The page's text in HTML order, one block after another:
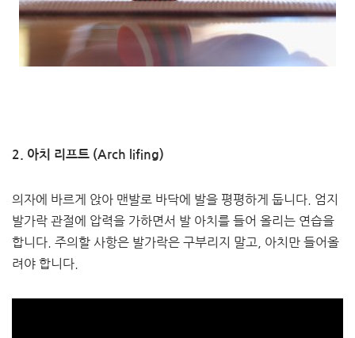
2. 아치 리프트 (Arch lifing)
의자에 바르게 앉아 맨발로 바닥에 발을 평평하게 둡니다. 엄지
발가락 관절에 압력을 가하면서 발 아치를 들어 올리는 연습을
합니다. 주의할 사항은 발가락은 구부리지 말고, 아치만 들어올
려야 합니다.